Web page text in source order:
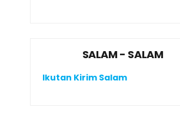
SALAM - SALAM
Ikutan Kirim Salam